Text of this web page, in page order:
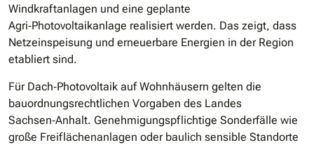
Windkraftanlagen und eine geplante
Agri‑Photovoltaikanlage realisiert werden. Das zeigt, dass
Netzeinspeisung und erneuerbare Energien in der Region
etabliert sind.
Für Dach‑Photovoltaik auf Wohnhäusern gelten die
bauordnungsrechtlichen Vorgaben des Landes
Sachsen‑Anhalt. Genehmigungspflichtige Sonderfälle wie
große Freiflächenanlagen oder baulich sensible Standorte